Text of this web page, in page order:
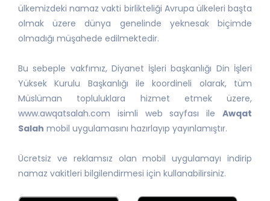
ülkemizdeki namaz vakti birlikteliği Avrupa ülkeleri başta
olmak üzere dünya genelinde yeknesak biçimde
olmadığı müşahede edilmektedir.
Bu sebeple vakfımız, Diyanet İşleri başkanlığı Din İşleri
Yüksek Kurulu Başkanlığı ile koordineli olarak, tüm
Müslüman topluluklara hizmet etmek üzere,
www.awqatsalah.com isimli web sayfası ile Awqat
Salah mobil uygulamasını hazırlayıp yayınlamıştır.
Ücretsiz ve reklamsız olan mobil uygulamayı indirip
namaz vakitleri bilgilendirmesi için kullanabilirsiniz.